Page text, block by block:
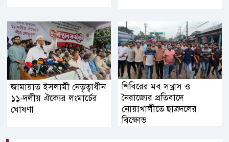
জামায়াত ইসলামী নেতৃত্বাধীন
১১-দলীয় ঐক্যের লংমার্চের
ঘোষণা
শিবিরের মব সন্ত্রাস ও
নৈরাজ্যের প্রতিবাদে
নোয়াখালীতে ছাত্রদলের
বিক্ষোভ